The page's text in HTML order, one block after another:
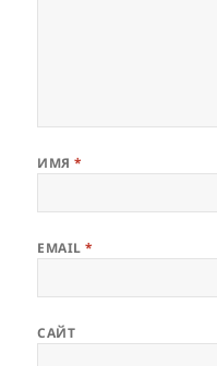
ИМЯ*
EMAIL*
САЙТ